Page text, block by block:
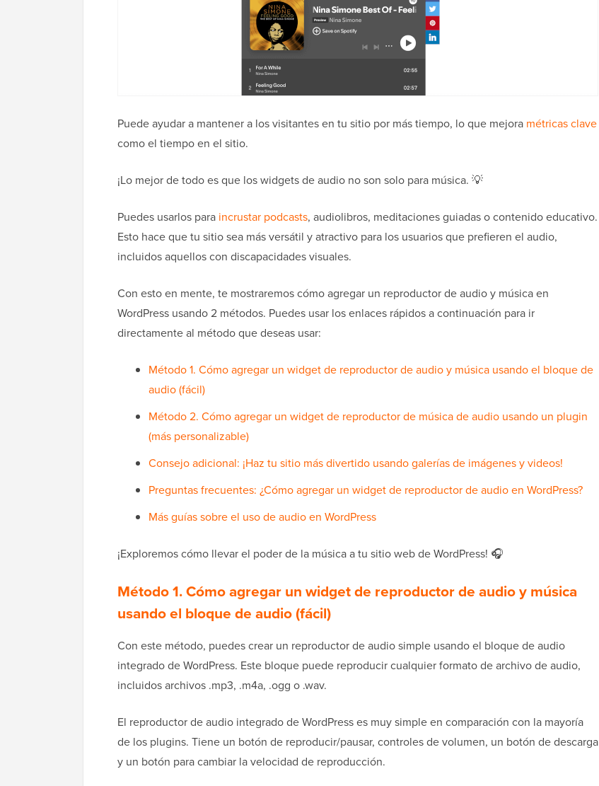
Puede ayudar a mantener a los visitantes en tu sitio por más tiempo, lo que mejora métricas clave
como el tiempo en el sitio.
¡Lo mejor de todo es que los widgets de audio no son solo para música. 💡
Puedes usarlos para incrustar podcasts, audiolibros, meditaciones guiadas o contenido educativo.
Esto hace que tu sitio sea más versátil y atractivo para los usuarios que prefieren el audio,
incluidos aquellos con discapacidades visuales.
Con esto en mente, te mostraremos cómo agregar un reproductor de audio y música en
WordPress usando 2 métodos. Puedes usar los enlaces rápidos a continuación para ir
directamente al método que deseas usar:
Método 1. Cómo agregar un widget de reproductor de audio y música usando el bloque de
audio (fácil)
Método 2. Cómo agregar un widget de reproductor de música de audio usando un plugin
(más personalizable)
Consejo adicional: ¡Haz tu sitio más divertido usando galerías de imágenes y videos!
Preguntas frecuentes: ¿Cómo agregar un widget de reproductor de audio en WordPress?
Más guías sobre el uso de audio en WordPress
¡Exploremos cómo llevar el poder de la música a tu sitio web de WordPress! 🎧
Método 1. Cómo agregar un widget de reproductor de audio y música
usando el bloque de audio (fácil)
Con este método, puedes crear un reproductor de audio simple usando el bloque de audio
integrado de WordPress. Este bloque puede reproducir cualquier formato de archivo de audio,
incluidos archivos .mp3, .m4a, .ogg o .wav.
El reproductor de audio integrado de WordPress es muy simple en comparación con la mayoría
de los plugins. Tiene un botón de reproducir/pausar, controles de volumen, un botón de descarga
y un botón para cambiar la velocidad de reproducción.